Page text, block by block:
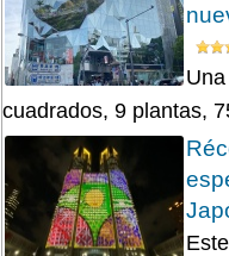
cuadrados, 9 plantas,